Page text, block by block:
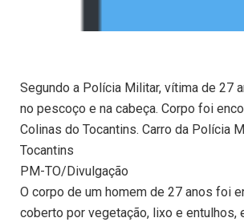
Segundo a Polícia Militar, vítima de 27
no pescoço e na cabeça. Corpo foi
Colinas do Tocantins. Carro da Polícia
Tocantins
PM-TO/Divulgação
O corpo de um homem de 27 anos foi
coberto por vegetação, lixo e entulhos,